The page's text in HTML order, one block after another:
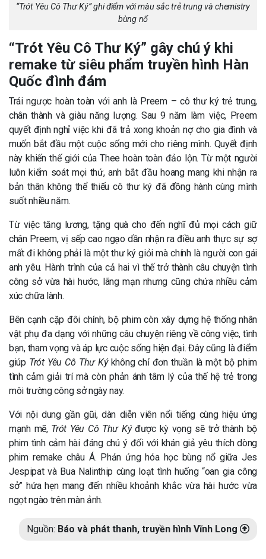
“Trót Yêu Cô Thư Ký” ghi điểm với màu sắc trẻ trung và chemistry
bùng nổ
“Trót Yêu Cô Thư Ký” gây chú ý khi
remake từ siêu phẩm truyền hình Hàn
Quốc đình đám
Trái ngược hoàn toàn với anh là Preem – cô thư ký trẻ trung,
chân thành và giàu năng lượng. Sau 9 năm làm việc, Preem
quyết định nghỉ việc khi đã trả xong khoản nợ cho gia đình và
muốn bắt đầu một cuộc sống mới cho riêng mình. Quyết định
này khiến thế giới của Thee hoàn toàn đảo lộn. Từ một người
luôn kiểm soát mọi thứ, anh bắt đầu hoang mang khi nhận ra
bản thân không thể thiếu cô thư ký đã đồng hành cùng mình
suốt nhiều năm.
Từ việc tăng lương, tặng quà cho đến nghĩ đủ mọi cách giữ
chân Preem, vị sếp cao ngạo dần nhận ra điều anh thực sự sợ
mất đi không phải là một thư ký giỏi mà chính là người con gái
anh yêu. Hành trình của cả hai vì thế trở thành câu chuyện tình
công sở vừa hài hước, lãng mạn nhưng cũng chứa nhiều cảm
xúc chữa lành.
Bên cạnh cặp đôi chính, bộ phim còn xây dựng hệ thống nhân
vật phụ đa dạng với những câu chuyện riêng về công việc, tình
bạn, tham vọng và áp lực cuộc sống hiện đại. Đây cũng là điểm
giúp Trót Yêu Cô Thư Kýkhông chỉ đơn thuần là một bộ phim
tình cảm giải trí mà còn phản ánh tâm lý của thế hệ trẻ trong
môi trường công sở ngày nay.
Với nội dung gần gũi, dàn diễn viên nổi tiếng cùng hiệu ứng
mạnh mẽ, Trót Yêu Cô Thư Kýđược kỳ vọng sẽ trở thành bộ
phim tình cảm hài đáng chú ý đối với khán giả yêu thích dòng
phim remake châu Á. Phản ứng hóa học bùng nổ giữa Jes
Jespipat và Bua Nalinthip cùng loạt tình huống “oan gia công
sở” hứa hẹn mang đến nhiều khoảnh khắc vừa hài hước vừa
ngọt ngào trên màn ảnh.
Nguồn: Báo và phát thanh, truyền hình Vĩnh Long